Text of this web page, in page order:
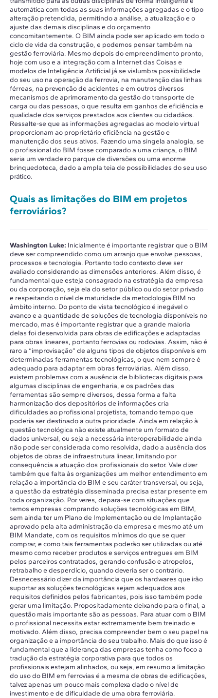
automática com todas as suas informações agregadas e o tipo
alteração pretendida, permitindo a análise, a atualização e o
ajuste das demais disciplinas e do orçamento
concomitantemente. O BIM ainda pode ser aplicado em todo o
ciclo de vida da construção, e podemos pensar também na
gestão ferroviária. Mesmo depois do empreendimento pronto,
hoje com uso e a integração com a Internet das Coisas e
modelos de Inteligência Artificial já se vislumbra possibilidade
do seu uso na operação da ferrovia, na manutenção das linhas
férreas, na prevenção de acidentes e em outros diversos
mecanismos de aprimoramento da gestão do transporte de
carga ou das pessoas, o que resulta em ganhos de eficiência e
qualidade dos serviços prestados aos clientes ou cidadãos.
Ressalte-se que as informações agregadas ao modelo virtual
proporcionam ao proprietário eficiência na gestão e
manutenção dos seus ativos. Fazendo uma singela analogia, se
o profissional do BIM fosse comparado a uma criança, o BIM
seria um verdadeiro parque de diversões ou uma enorme
brinquedoteca, dado a ampla teia de possibilidades do seu uso
prático.
Quais as limitações do BIM em projetos
ferroviários?
Washington Luke: Inicialmente é importante registrar que o BIM
deve ser compreendido como um arranjo que envolve pessoas,
processos e tecnologia. Portanto todo contexto deve ser
avaliado considerando as dimensões anteriores. Além disso, é
fundamental que esteja consagrado na estratégia da empresa
ou da corporação, seja ela do setor público ou do setor privado
e respeitando o nível de maturidade da metodologia BIM no
âmbito interno. Do ponto de vista tecnológico é inegável o
avanço e a quantidade de soluções de tecnologia disponíveis no
mercado, mas é importante registrar que a grande maioria
delas foi desenvolvida para obras de edificações e adaptadas
para obras lineares, portanto ferrovias ou rodovias. Assim, não é
raro a “improvisação” de alguns tipos de objetos disponíveis em
determinadas ferramentas tecnológicas, o que nem sempre é
adequado para adaptar em obras ferroviárias. Além disso,
existem problemas com a ausência de bibliotecas digitais para
algumas disciplinas de engenharia, e os padrões das
ferramentas são sempre diversos, dessa forma a falta
harmonização dos depositórios de informações cria
dificuldades ao profissional projetista, tomando tempo que
poderia ser destinado a outra prioridade. Ainda em relação à
questão tecnológica não existe atualmente um formato de
dados universal, ou seja a necessária interoperabilidade ainda
não pode ser considerada como resolvida, dado a ausência dos
objetos de obras de infraestrutura linear, limitando por
consequência a atuação dos profissionais do setor. Vale dizer
também que falta às organizações um melhor entendimento em
relação a importância do BIM e seu caráter transversal, ou seja,
a questão da estratégia disseminada precisa estar presente em
toda organização. Por vezes, depara-se com situações que
temos empresas comprando soluções tecnológicas em BIM,
sem ainda ter um Plano de Implementação ou de Implantação
aprovado pela alta administração da empresa e mesmo até um
BIM Mandate, com os requisitos mínimos do que se quer
comprar, e como tais ferramentas poderão ser utilizadas ou até
mesmo como receber produtos e serviços entregues em BIM
pelos parceiros contratados, gerando confusão e atropelos,
retrabalho e desperdício, quando deveria ser o contrário.
Desnecessário dizer da importância que os hardwares que irão
suportar as soluções tecnológicas sejam adequados aos
requisitos definidos pelos fabricantes, pois isso também pode
gerar uma limitação. Propositadamente deixando para o final, a
questão mais importante são as pessoas. Para atuar com o BIM
o profissional necessita estar extremamente bem treinado e
motivado. Além disso, precisa compreender bem o seu papel na
organização e a importância do seu trabalho. Mais do que isso é
fundamental que a liderança das empresas tenha como foco a
tradução da estratégia corporativa para que todos os
profissionais estejam alinhados, ou seja, em resumo a limitação
do uso do BIM em ferrovias é a mesma de obras de edificações,
talvez apenas um pouco mais complexa dado o nível de
investimento e de dificuldade de uma obra ferroviária.